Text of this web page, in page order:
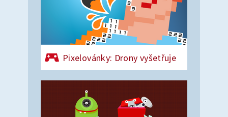
Pixelovánky: Drony vyšetřuje